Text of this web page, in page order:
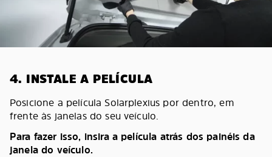
4. INSTALE A PELÍCULA
Posicione a película Solarplexius por dentro, em
frente às janelas do seu veículo.
Para fazer isso, insira a película atrás dos painéis da
janela do veículo.